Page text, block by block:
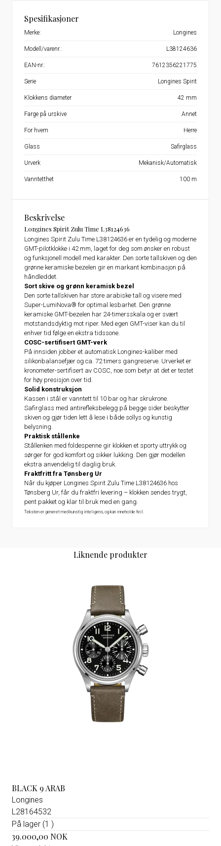
Beskrivelse
Longines Spirit Zulu Time L38124636
Longines Spirit Zulu Time L38124636 er en tydelig og moderne
GMT-pilotklokke i 42 mm, laget for deg som ønsker en robust
og funksjonell modell med karakter. Den sorte tallskiven og den
grønne keramiske bezelen gir en markant kombinasjon på
håndleddet.
Sort skive og grønn keramisk bezel
Den sorte tallskiven har store arabiske tall og visere med
Super-LumiNova® for optimal lesbarhet. Den grønne
keramiske GMT-bezelen har 24-timersskala og er svært
motstandsdyktig mot riper. Med egen GMT-viser kan du til
enhver tid følge en ekstra tidssone.
COSC-sertifisert GMT-verk
På innsiden jobber et automatisk Longines-kaliber med
silikonbalansefjær og ca. 72 timers gangreserve. Urverket er
kronometer-sertifisert av COSC, noe som betyr at det er testet
for høy presisjon over tid.
Solid konstruksjon
Kassen i stål er vanntett til 10 bar og har skrukrone.
Safirglass med antirefleksbelegg på begge sider beskytter
skiven og gjør tiden lett å lese i både sollys og kunstig
belysning.
Praktisk stållenke
Stållenken med foldespenne gir klokken et sporty uttrykk og
sørger for god komfort og sikker lukking. Den gjør modellen
ekstra anvendelig til daglig bruk.
Fraktfritt fra Tønsberg Ur
Når du kjøper Longines Spirit Zulu Time L38124636 hos
Tønsberg Ur, får du fraktfri levering – klokken sendes trygt,
pent pakket og klar til bruk med en gang.
Teksten er generet med kunstig inteligens, og kan inneholde feil.
Spesifikasjoner
Merke: Longines
Modell/varenr.: L38124636
EAN-nr.: 7612356221775
Serie Longines Spirit
Klokkens diameter 42 mm
Farge på urskive Annet
For hvem Herre
Glass Safirglass
Urverk Mekanisk/Automatisk
Vanntetthet 100 m
Liknende produkter
BLACK 9 ARAB
Longines
L28164532
På lager (1 )
39.000,00 NOK